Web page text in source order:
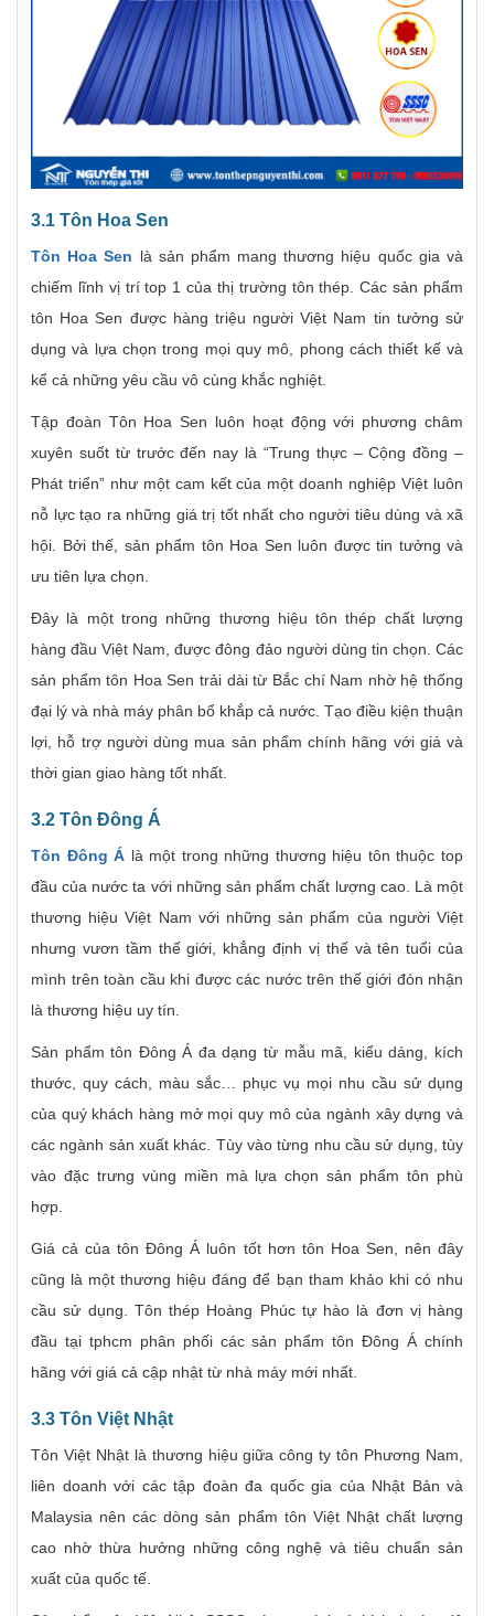
3.1 Tôn Hoa Sen
Tôn Hoa Sen là sản phẩm mang thương hiệu quốc gia và
chiếm lĩnh vị trí top 1 của thị trường tôn thép. Các sản phẩm
tôn Hoa Sen được hàng triệu người Việt Nam tin tưởng sử
dụng và lựa chọn trong mọi quy mô, phong cách thiết kế và
kể cả những yêu cầu vô cùng khắc nghiệt.
Tập đoàn Tôn Hoa Sen luôn hoạt động với phương châm
xuyên suốt từ trước đến nay là “Trung thực – Cộng đồng –
Phát triển” như một cam kết của một doanh nghiệp Việt luôn
nỗ lực tạo ra những giá trị tốt nhất cho người tiêu dùng và xã
hội. Bởi thế, sản phẩm tôn Hoa Sen luôn được tin tưởng và
ưu tiên lựa chọn.
Đây là một trong những thương hiệu tôn thép chất lượng
hàng đầu Việt Nam, được đông đảo người dùng tin chọn. Các
sản phẩm tôn Hoa Sen trải dài từ Bắc chí Nam nhờ hệ thống
đại lý và nhà máy phân bổ khắp cả nước. Tạo điều kiện thuận
lợi, hỗ trợ người dùng mua sản phẩm chính hãng với giá và
thời gian giao hàng tốt nhất.
3.2 Tôn Đông Á
Tôn Đông Á là một trong những thương hiệu tôn thuộc top
đầu của nước ta với những sản phẩm chất lượng cao. Là một
thương hiệu Việt Nam với những sản phẩm của người Việt
nhưng vươn tầm thế giới, khẳng định vị thế và tên tuổi của
mình trên toàn cầu khi được các nước trên thế giới đón nhận
là thương hiệu uy tín.
Sản phẩm tôn Đông Á đa dạng từ mẫu mã, kiểu dáng, kích
thước, quy cách, màu sắc… phục vụ mọi nhu cầu sử dụng
của quý khách hàng mở mọi quy mô của ngành xây dựng và
các ngành sản xuất khác. Tùy vào từng nhu cầu sử dụng, tùy
vào đặc trưng vùng miền mà lựa chọn sản phẩm tôn phù
hợp.
Giá cả của tôn Đông Á luôn tốt hơn tôn Hoa Sen, nên đây
cũng là một thương hiệu đáng để bạn tham khảo khi có nhu
cầu sử dụng. Tôn thép Hoàng Phúc tự hào là đơn vị hàng
đầu tại tphcm phân phối các sản phẩm tôn Đông Á chính
hãng với giá cả cập nhật từ nhà máy mới nhất.
3.3 Tôn Việt Nhật
Tôn Việt Nhật là thương hiệu giữa công ty tôn Phương Nam,
liên doanh với các tập đoàn đa quốc gia của Nhật Bản và
Malaysia nên các dòng sản phẩm tôn Việt Nhật chất lượng
cao nhờ thừa hưởng những công nghệ và tiêu chuẩn sản
xuất của quốc tế.